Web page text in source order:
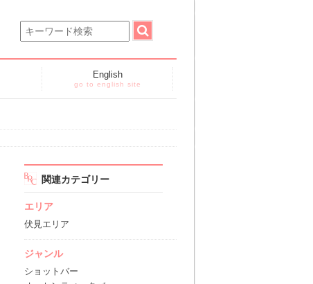
English
go to english site
関連カテゴリー
エリア
伏見エリア
ジャンル
ショットバー